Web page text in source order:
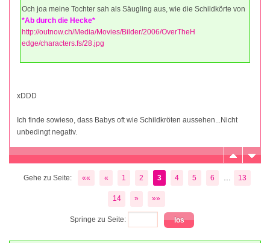
Och joa meine Tochter sah als Säugling aus, wie die Schildkörte von
*Ab durch die Hecke*
http://outnow.ch/Media/Movies/Bilder/2006/OverTheH
edge/characters.fs/28.jpg
xDDD
Ich finde sowieso, dass Babys oft wie Schildkröten aussehen...Nicht
unbedingt negativ.
Gehe zu Seite: «« « 1 2 3 4 5 6 13
14 » »»
Springe zu Seite: